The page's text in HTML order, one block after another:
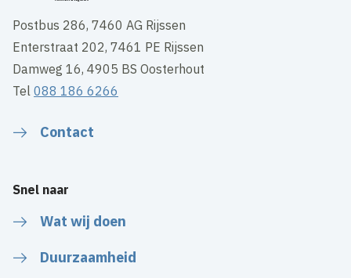
Postbus 286, 7460 AG Rijssen
Enterstraat 202, 7461 PE Rijssen
Damweg 16, 4905 BS Oosterhout
Tel088 186 6266
Contact
Snel naar
Wat wij doen
Duurzaamheid